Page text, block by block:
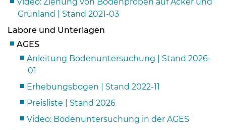
Grünland | Stand 2021-03
Labore und Unterlagen
AGES
Anleitung Bodenuntersuchung | Stand 2026-
01
Erhebungsbogen | Stand 2022-11
Preisliste | Stand 2026
Video: Bodenuntersuchung in der AGES